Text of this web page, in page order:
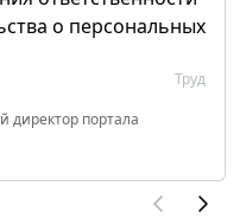
о персональных
Труд
директор портала